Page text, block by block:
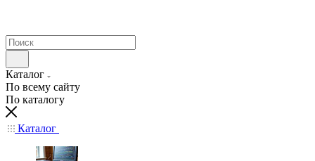
Каталог
По всему сайту
По каталогу
Каталог